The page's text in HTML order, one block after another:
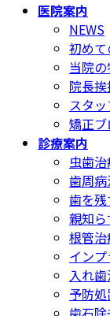
医院案内
NEWS
初め
当院
院長
スタ
矯正
診療案内
虫歯治
歯周病
歯を
親知
根管治
イン
入れ
予防処